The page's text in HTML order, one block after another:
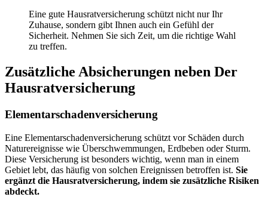
Eine gute Hausratversicherung schützt nicht nur Ihr
Zuhause, sondern gibt Ihnen auch ein Gefühl der
Sicherheit. Nehmen Sie sich Zeit, um die richtige Wahl
zu treffen.
Zusätzliche Absicherungen neben Der
Hausratversicherung
Elementarschadenversicherung
Eine Elementarschadenversicherung schützt vor Schäden durch
Naturereignisse wie Überschwemmungen, Erdbeben oder Sturm.
Diese Versicherung ist besonders wichtig, wenn man in einem
Gebiet lebt, das häufig von solchen Ereignissen betroffen ist. Sie
ergänzt die Hausratversicherung, indem sie zusätzliche Risiken
abdeckt.